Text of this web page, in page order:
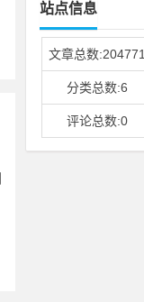
站点信息
文章总数:204771
分类总数:6
评论总数:0